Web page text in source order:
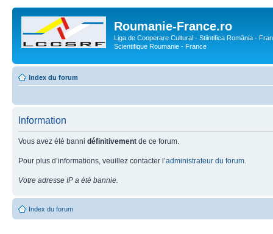
Roumanie-France.ro
Liga de Cooperare Cultural - Stiintifica România -
Scientifique Roumanie - France
Index du forum
Information
Vous avez été banni définitivement de ce forum.
Pour plus d’informations, veuillez contacter l’administrateur du forum
Votre adresse IP a été bannie.
Index du forum